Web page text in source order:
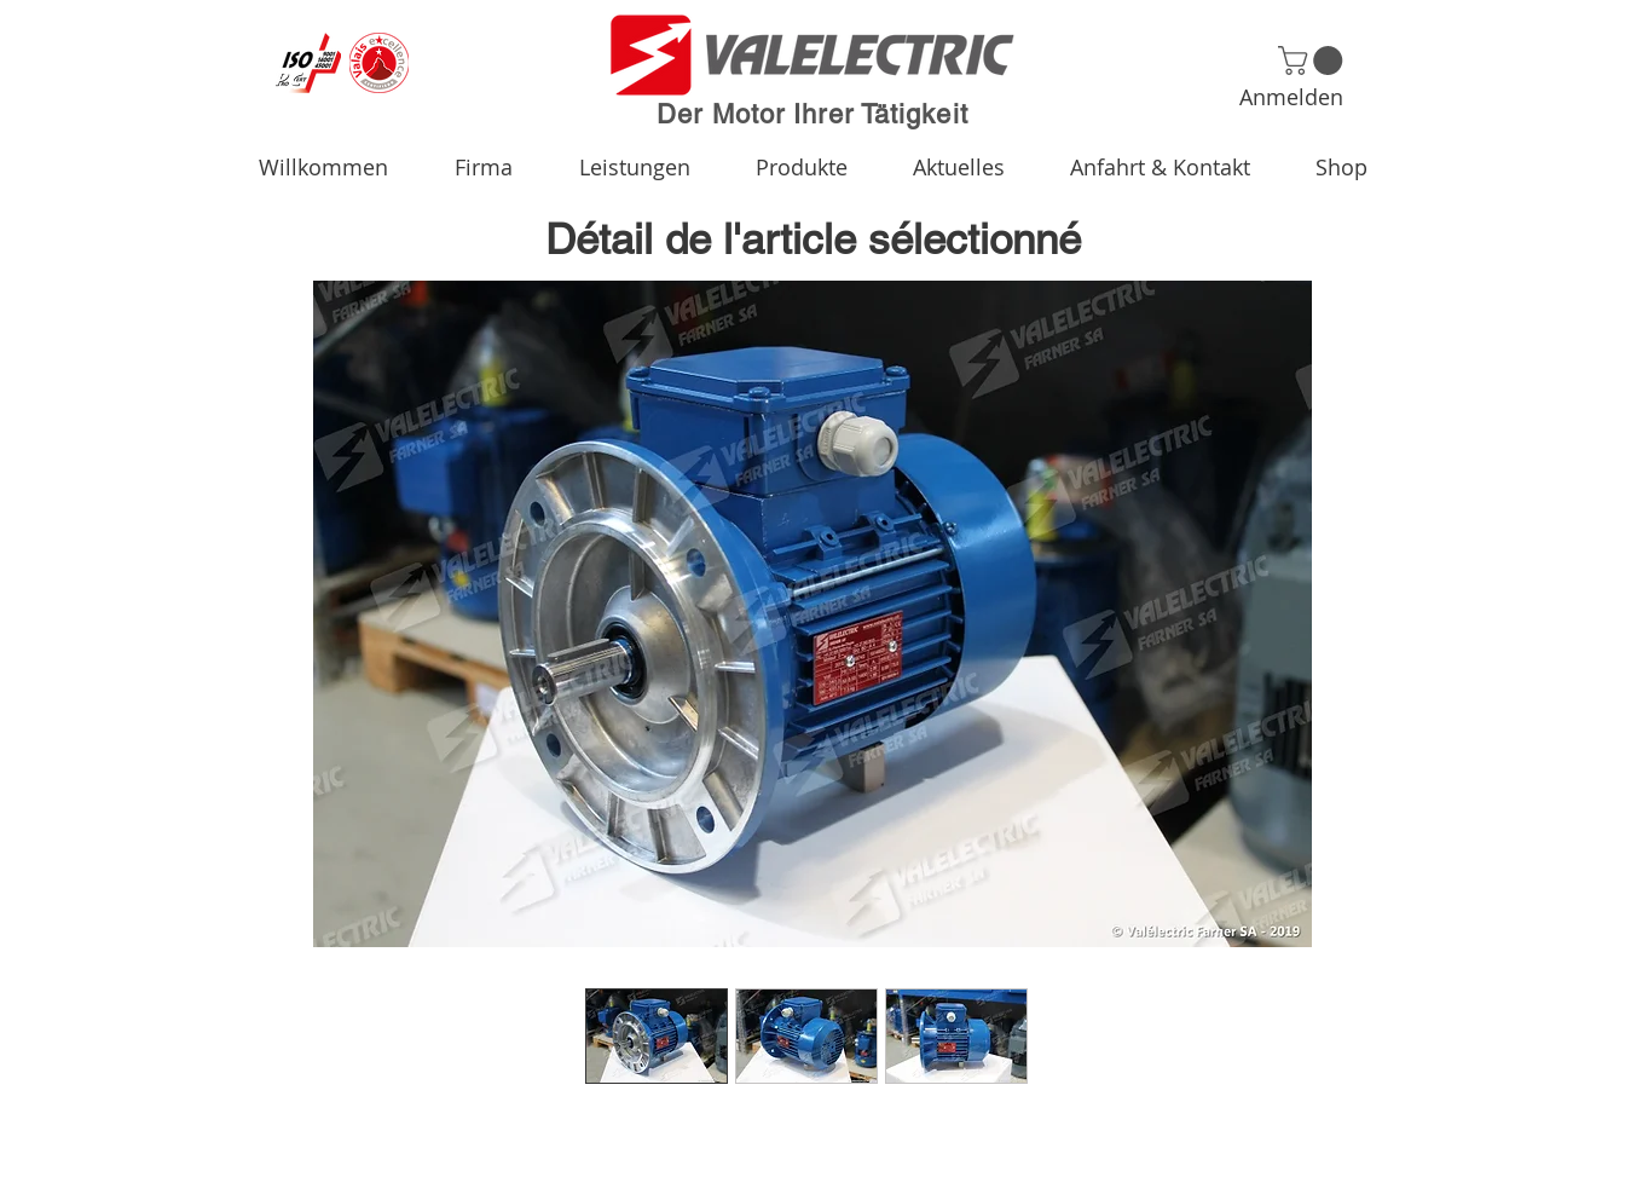
Der Motor Ihrer Tätigkeit
Anmelden
Willkommen Firma Leistungen Produkte Aktuelles Anfahrt & Kontakt Shop
Détail de l'article sélectionné